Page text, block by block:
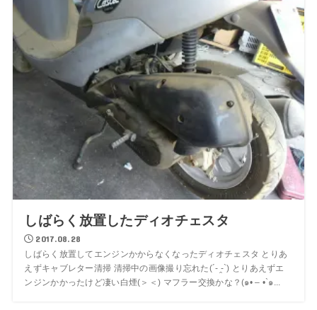
しばらく放置したディオチェスタ
2017.08.28
しばらく放置してエンジンかからなくなったディオチェスタ とりあ
えずキャブレター清掃 清掃中の画像撮り忘れた(´- ̯-`) とりあえずエ
ンジンかかったけど凄い白煙(＞＜) マフラー交換かな？(๑• – •`๑...